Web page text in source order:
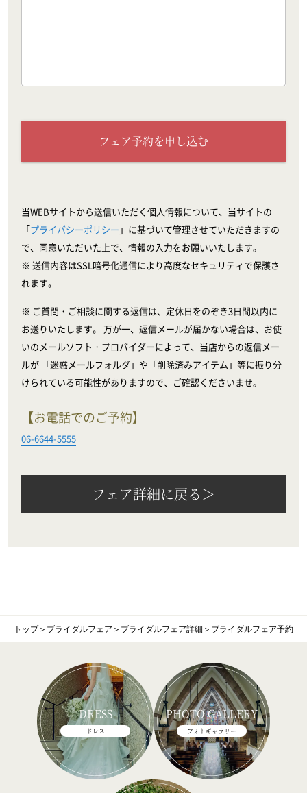
フェア予約を申し込む
当WEBサイトから送信いただく個人情報について、当サイトの
「プライバシーポリシー 」に基づいて管理させていただきますの
で、同意いただいた上で、情報の入力をお願いいたします。
※ 送信内容はSSL暗号化通信により高度なセキュリティで保護さ
れます。
※ ご質問・ご相談に関する返信は、定休日をのぞき3日間以内に
お送りいたします。 万が一、返信メールが届かない場合は、お使
いのメールソフト・プロバイダーによって、当店からの返信メー
ルが 「迷惑メールフォルダ」や「削除済みアイテム」等に振り分
けられている可能性がありますので、ご確認くださいませ。
【お電話でのご予約】
06-6644-5555
フェア詳細に戻る＞
トップ＞ ブライダルフェア ＞ ブライダルフェア詳細 ＞ ブライダルフェア予約
DRESS
ドレス
PHOTO GALLERY
フォトギャラリー